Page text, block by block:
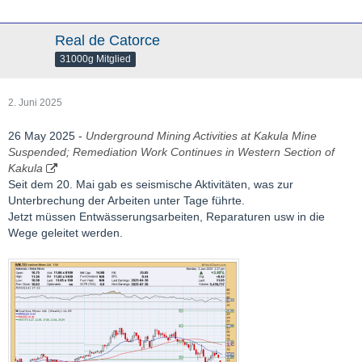
Real de Catorce
31000g Mitglied
2. Juni 2025
26 May 2025 - Underground Mining Activities at Kakula Mine
Suspended; Remediation Work Continues in Western Section of
Kakula
Seit dem 20. Mai gab es seismische Aktivitäten, was zur
Unterbrechung der Arbeiten unter Tage führte.
Jetzt müssen Entwässerungsarbeiten, Reparaturen usw in die
Wege geleitet werden.